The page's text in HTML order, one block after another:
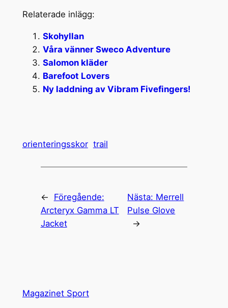
Relaterade inlägg:
Skohyllan
Våra vänner Sweco Adventure
Salomon kläder
Barefoot Lovers
Ny laddning av Vibram Fivefingers!
orienteringsskor trail
←
Föregående:
Arcteryx Gamma LT
Jacket
Nästa: Merrell
Pulse Glove
→
Magazinet Sport